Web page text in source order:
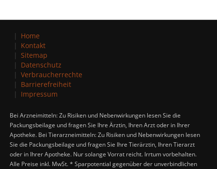
Home
Kontakt
Sitemap
Datenschutz
Verbraucherrechte
Barrierefreiheit
Impressum
Bei Arzneimitteln: Zu Risiken und Nebenwirkungen lesen Sie die
Packungsbeilage und fragen Sie Ihre Ärztin, Ihren Arzt oder in Ihrer
Apotheke. Bei Tierarzneimitteln: Zu Risiken und Nebenwirkungen lesen
Sie die Packungsbeilage und fragen Sie Ihre Tierärztin, Ihren Tierarzt
oder in Ihrer Apotheke. Nur solange Vorrat reicht. Irrtum vorbehalten.
Alle Preise inkl. MwSt. * Sparpotential gegenüber der unverbindlichen